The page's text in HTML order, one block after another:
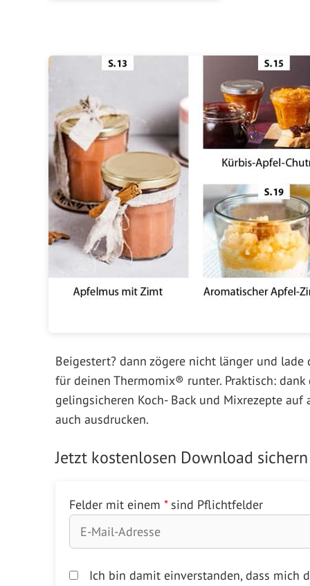
Beigestert? dann zögere nicht länger und
für deinen Thermomix® runter. Praktisch:
gelingsicheren Koch- Back und Mixrezepte
auch ausdrucken.
Jetzt kostenlosen Download sichern
Felder mit einem *sind Pflichtfelder
Ich bin damit einverstanden, dass mich